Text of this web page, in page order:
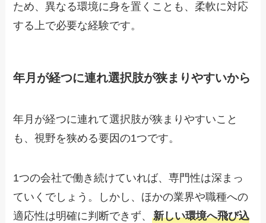
ため、異なる環境に身を置くことも、柔軟に対応
する上で必要な経験です。
年月が経つに連れ選択肢が狭まりやすいから
年月が経つに連れて選択肢が狭まりやすいこと
も、視野を狭める要因の1つです。
1つの会社で働き続けていれば、専門性は深まっ
ていくでしょう。しかし、ほかの業界や職種への
適応性は明確に判断できず、新しい環境へ飛び込